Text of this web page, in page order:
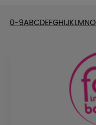
0-9ABCDEFGHIJKLMNO